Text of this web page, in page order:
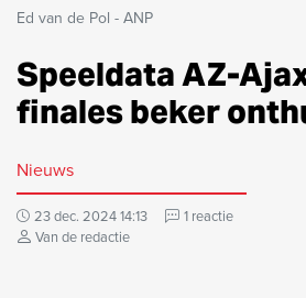
Ed van de Pol - ANP
Speeldata AZ-
finales beker
Nieuws
23 dec. 2024 14:13
1 reactie
Van de redactie